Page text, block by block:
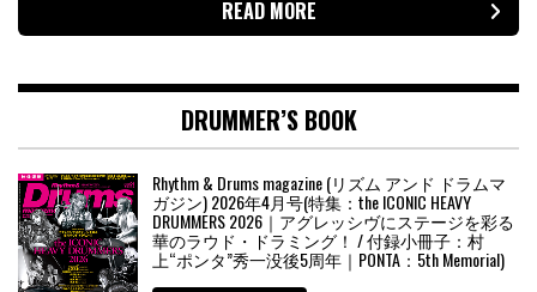
READ MORE
DRUMMER’S BOOK
Rhythm & Drums magazine (リズム アンド ドラムマ
ガジン) 2026年4月号(特集：the ICONIC HEAVY
DRUMMERS 2026｜アグレッシヴにステージを彩る
華のラウド・ドラミング！ / 付録小冊子：村
上“ポンタ”秀一没後5周年｜PONTA：5th Memorial)